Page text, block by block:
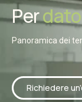
Per
Panoramica dei
Richiedere